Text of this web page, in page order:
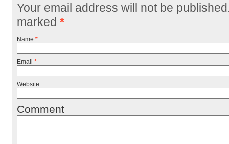
Your email address will not be
marked *
Name *
Email *
Website
Comment